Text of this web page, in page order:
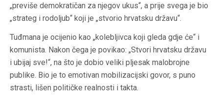
„previše demokratičan za njegov ukus“, a prije svega je bio
„strateg i rodoljub“ koji je „stvorio hrvatsku državu“.
Tuđmana je ocijenio kao „kolebljivca koji gleda gdje će“ i
komunista. Nakon čega je povikao: „Stvori hrvatsku državu
i ubijaj sve!“, na što je dobio veliki pljesak malobrojne
publike. Bio je to emotivan mobilizacijski govor, s puno
strasti, lišen političke realnosti i takta.